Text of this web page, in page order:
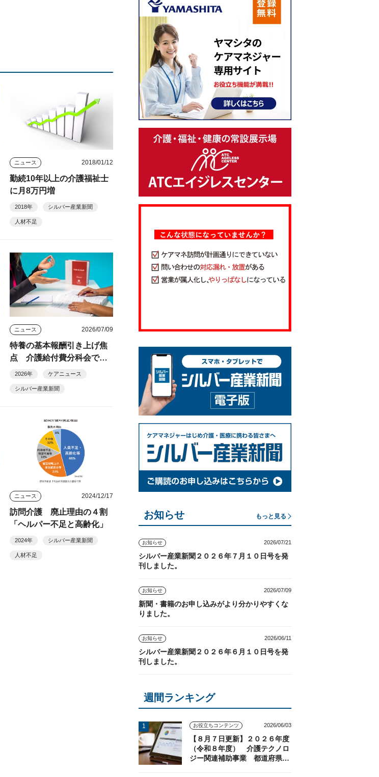
ニュース 2018/01/12
勤続10年以上の介護福祉士
に月8万円増
2018年 シルバー産業新聞
人材不足
ニュース 2026/07/09
特養の基本報酬引き上げ焦
点 介護給付費分科会で人
員配置・医療連携も議論
2026年 ケアニュース
シルバー産業新聞
ニュース 2024/12/17
訪問介護 廃止理由の４割
「ヘルパー不足と高齢化」
2024年 シルバー産業新聞
人材不足
お知らせ もっと見る
お知らせ 2026/07/21
シルバー産業新聞２０２６年７月１０日号を発
刊しました。
お知らせ 2026/07/09
新聞・書籍のお申し込みがより分かりやすくな
りました。
お知らせ 2026/06/11
シルバー産業新聞２０２６年６月１０日号を発
刊しました。
週間ランキング
お役立ちコンテンツ 2026/06/03
【８月７日更新】２０２６年度
（令和８年度） 介護テクノロ
ジー関連補助事業 都道府県の